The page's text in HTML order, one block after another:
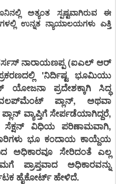
ಅತ್ಯಂತ ಸ್ಪಷ್ಟವಾಗಿರುವ ಈ
ಉನ್ನತ ನ್ಯಾಯಾಲಯಗಳು ಎತ್ತಿ
ವರ್ಸಸ್ ನಾರಾಯಣಪ್ಪ (ಐಎಲ್ ಆರ್
'ನಿರ್ದಿಷ್ಟ ಭೂಮಿಯು
ಪ್ರದೇಶಕ್ಕಾಗಿ ಸಿದ್ಧ
ಪ್ಲಾನ್, ಅಥವಾ
ವ್ಯಾಪ್ತಿಗೆ ಸೇರ್ಪಡೆಯಾಗಿದ್ದರೆ,
ಸೆಕ್ಷನ್ ವಿಧಿಯ ಪರಿಣಾಮವಾಗಿ,
ಭೂ ಕಂದಾಯ ಕಾಯ್ದೆಯ
ಅಧಿಕಾರವೂ ಸೇರಿದಂತೆ ಎಲ್ಲ
ಪ್ರಾಪ್ತವಾದ ಅಧಿಕಾರವನ್ನು
ಹೈಕೋರ್ಟ್ ಹೇಳಿದೆ.